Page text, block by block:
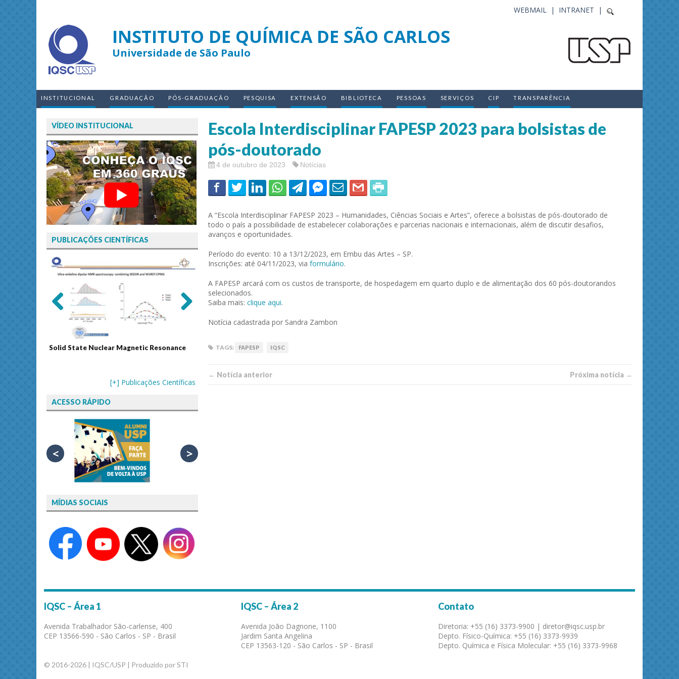
INTRANET |
WEBMAIL |
INSTITUTO DE QUÍMICA DE SÃO CARLOS
Universidade de São Paulo
INSTITUCIONAL GRADUAÇÃO PÓS-GRADUAÇÃO PESQUISA EXTENSÃO BIBLIOTECA PESSOAS SERVIÇOS CIP TRANSPARÊNCIA
Escola Interdisciplinar FAPESP 2023 para bolsistas de
pós-doutorado
4 de outubro de 2023 Notícias
A “Escola Interdisciplinar FAPESP 2023 – Humanidades, Ciências Sociais e Artes”, oferece a bolsistas de pós-doutorado de
todo o país a possibilidade de estabelecer colaborações e parcerias nacionais e internacionais, além de discutir desafios,
avanços e oportunidades.
Período do evento: 10 a 13/12/2023, em Embu das Artes – SP.
Inscrições: até 04/11/2023, via formulário.
A FAPESP arcará com os custos de transporte, de hospedagem em quarto duplo e de alimentação dos 60 pós-doutorandos
selecionados.
Saiba mais: clique aqui.
Notícia cadastrada por Sandra Zambon
TAGS: FAPESP IQSC
← Notí­cia anterior Próxima notí­­cia →
VÍDEO INSTITUCIONAL
PUBLICAÇÕES CIENTÍFICAS
Solid State Nuclear Magnetic Resonance Journal of Separation Science
[+] Publicações Científicas
ACESSO RÁPIDO
< >
MÍDIAS SOCIAIS
IQSC – Área 1
Avenida Trabalhador São-carlense, 400
CEP 13566-590 - São Carlos - SP - Brasil
IQSC – Área 2
Avenida João Dagnone, 1100
Jardim Santa Angelina
CEP 13563-120 - São Carlos - SP - Brasil
Contato
Diretoria: +55 (16) 3373-9900 | diretor@iqsc.usp.br
Depto. Físico-Química: +55 (16) 3373-9939
Depto. Química e Física Molecular: +55 (16) 3373-9968
© 2016-2026 | IQSC/USP | Produzido por STI